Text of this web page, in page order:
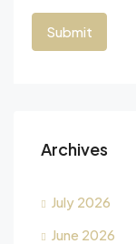
Archives
July 2026
June 2026